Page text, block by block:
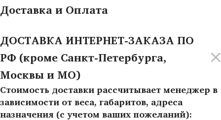
Доставка и Оплата
ДОСТАВКА ИНТЕРНЕТ-ЗАКАЗА ПО
РФ (кроме Санкт-Петербурга,
Москвы и МО)
Стоимость доставки рассчитывает менеджер в
зависимости от веса, габаритов, адреса
назначения (с учетом ваших пожеланий):